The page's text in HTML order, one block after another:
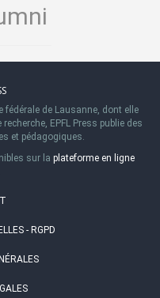
fédérale de Lausanne, dont elle
EPFL Press publie des
et pédagogiques.
sur la plateforme en ligne
- RGPD